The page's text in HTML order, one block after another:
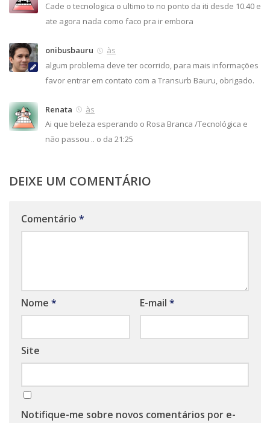
Cade o tecnologica o ultimo to no ponto da iti desde 10.40 e
ate agora nada como faco pra ir embora
onibusbauru
às
algum problema deve ter ocorrido, para mais informações
favor entrar em contato com a Transurb Bauru, obrigado.
Renata
às
Ai que beleza esperando o Rosa Branca /Tecnológica e
não passou .. o da 21:25
DEIXE UM COMENTÁRIO
Comentário *
Nome * E-mail *
Site
Notifique-me sobre novos comentários por e-